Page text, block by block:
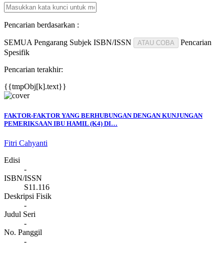
Pencarian berdasarkan :
SEMUA Pengarang Subjek ISBN/ISSN ATAU COBA
Pencarian
Spesifik
Pencarian terakhir:
{{tmpObj[k].text}}
FAKTOR-FAKTOR YANG BERHUBUNGAN DENGAN KUNJUNGAN
PEMERIKSAAN IBU HAMIL (K4) DI…
Fitri Cahyanti
Edisi
-
ISBN/ISSN
S11.116
Deskripsi Fisik
-
Judul Seri
-
No. Panggil
-